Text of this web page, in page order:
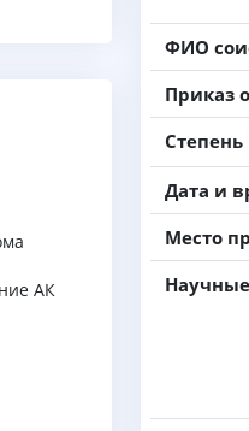
АК
ФИО
Приказ
Дата и
Место